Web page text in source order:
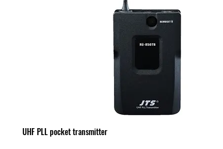
UHF PLL pocket transmitter